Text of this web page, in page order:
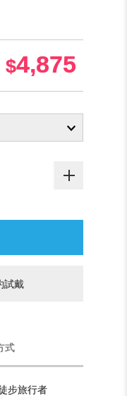
4,875
試戴
式
步旅行者